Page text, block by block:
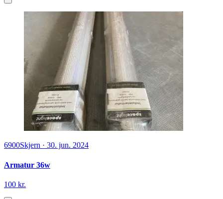
6900Skjern · 30. jun. 2024
Armatur 36w
100 kr.